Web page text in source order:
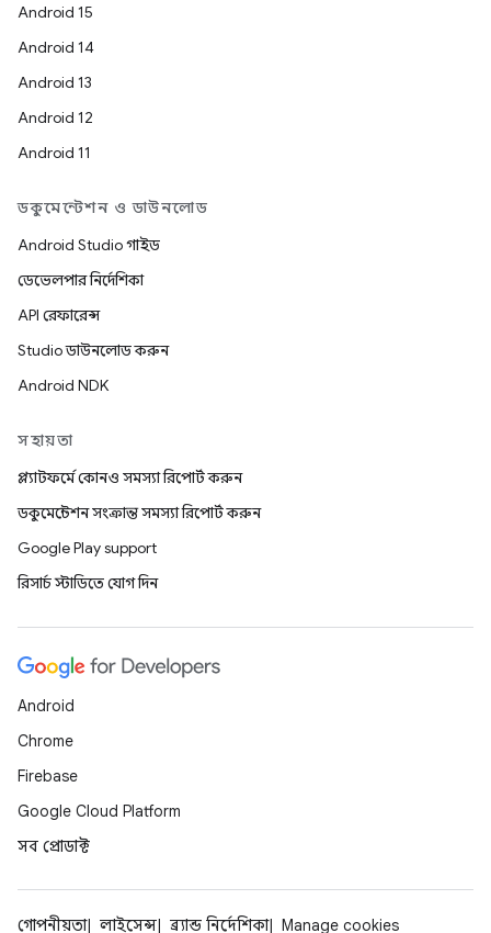
Android 15
Android 14
Android 13
Android 12
Android 11
ডকুমেন্টেশন ও ডাউনলোড
Android Studio গাইড
ডেভেলপার নির্দেশিকা
API রেফারেন্স
Studio ডাউনলোড করুন
Android NDK
সহায়তা
প্ল্যাটফর্মে কোনও সমস্যা রিপোর্ট করুন
ডকুমেন্টেশন সংক্রান্ত সমস্যা রিপোর্ট করুন
Google Play support
রিসার্চ স্টাডিতে যোগ দিন
Android
Chrome
Firebase
Google Cloud Platform
সব প্রোডাক্ট
গোপনীয়তা লাইসেন্স ব্র্যান্ড নির্দেশিকা Manage cookies